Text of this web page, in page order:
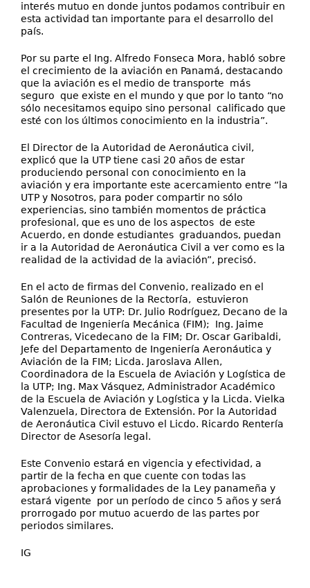
interés mutuo en donde juntos podamos contribuir en
esta actividad tan importante para el desarrollo del
país.
Por su parte el Ing. Alfredo Fonseca Mora, habló sobre
el crecimiento de la aviación en Panamá, destacando
que la aviación es el medio de transporte más
seguro que existe en el mundo y que por lo tanto “no
sólo necesitamos equipo sino personal calificado que
esté con los últimos conocimiento en la industria”.
El Director de la Autoridad de Aeronáutica civil,
explicó que la UTP tiene casi 20 años de estar
produciendo personal con conocimiento en la
aviación y era importante este acercamiento entre “la
UTP y Nosotros, para poder compartir no sólo
experiencias, sino también momentos de práctica
profesional, que es uno de los aspectos de este
Acuerdo, en donde estudiantes graduandos, puedan
ir a la Autoridad de Aeronáutica Civil a ver como es la
realidad de la actividad de la aviación”, precisó.
En el acto de firmas del Convenio, realizado en el
Salón de Reuniones de la Rectoría, estuvieron
presentes por la UTP: Dr. Julio Rodríguez, Decano de la
Facultad de Ingeniería Mecánica (FIM); Ing. Jaime
Contreras, Vicedecano de la FIM; Dr. Oscar Garibaldi,
Jefe del Departamento de Ingeniería Aeronáutica y
Aviación de la FIM; Licda. Jaroslava Allen,
Coordinadora de la Escuela de Aviación y Logística de
la UTP; Ing. Max Vásquez, Administrador Académico
de la Escuela de Aviación y Logística y la Licda. Vielka
Valenzuela, Directora de Extensión. Por la Autoridad
de Aeronáutica Civil estuvo el Licdo. Ricardo Rentería
Director de Asesoría legal.
Este Convenio estará en vigencia y efectividad, a
partir de la fecha en que cuente con todas las
aprobaciones y formalidades de la Ley panameña y
estará vigente por un período de cinco 5 años y será
prorrogado por mutuo acuerdo de las partes por
periodos similares.
IG